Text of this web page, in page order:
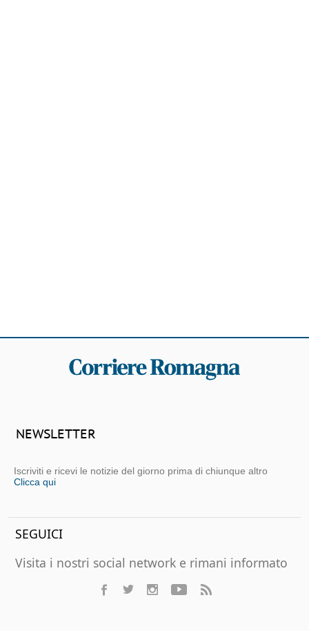
NEWSLETTER
Iscriviti e ricevi le notizie del giorno prima di chiunque altro
Clicca qui
SEGUICI
Visita i nostri social network e rimani informato